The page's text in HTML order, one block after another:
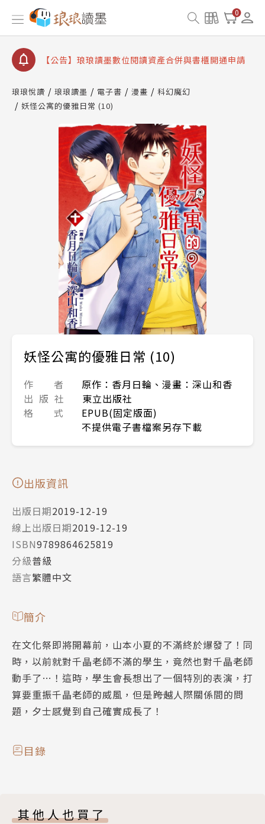
0
【公告】琅琅書店服務升級重要說明及資產合併結果
查詢
【公告】因 Readmoo 讀墨系統維護中，本站同步暫
【公告】琅琅讀墨數位閱讀資產合併與書櫃開通申請
【公告】琅琅讀墨 3 分鐘完成書櫃開通與資產合併申
請圖文教學
【公告】琅琅書店服務升級重要說明及資產合併結果
【公告】因 Readmoo 讀墨系統維護中，本站同步暫
停部分閱讀服務
琅琅悅讀 琅琅讀墨 電子書 漫畫
科幻魔幻
妖怪公寓的優雅日常 (10)
妖怪公寓的優雅日常 (10)
作 者
原作：香月日輪、漫畫：深山和香
出 版 社
東立出版社
格 式
EPUB(固定版面)
不提供電子書檔案另存下載
出版資訊
出版日期2019-12-19
線上出版日期2019-12-19
ISBN9789864625819
分級普級
語言繁體中文
簡介
在文化祭即將開幕前，山本小夏的不滿終於爆發了！同
時，以前就對千晶老師不滿的學生，竟然也對千晶老師
動手了…！這時，學生會長想出了一個特別的表演，打
算要重振千晶老師的威風，但是――跨越人際關係間的問
題，夕士感覺到自己確實成長了！
目錄
其他人也買了